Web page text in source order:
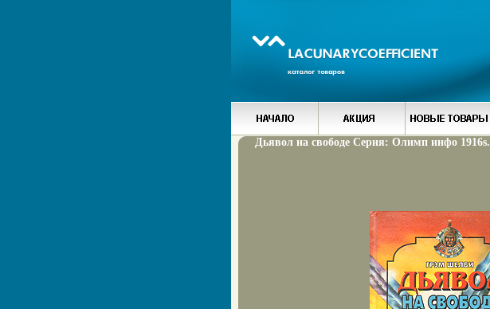
Дьявол на свободе Серия: Олимп инфо 1916s.